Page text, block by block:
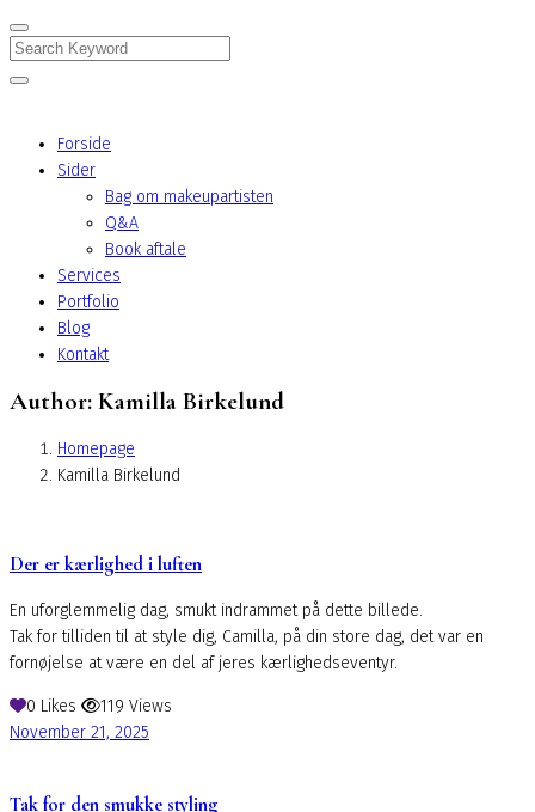
Search
Forside
Sider
Bag om makeupartisten
Q&A
Book aftale
Services
Portfolio
Blog
Kontakt
Author: Kamilla Birkelund
Homepage
Kamilla Birkelund
Der er kærlighed i luften
En uforglemmelig dag, smukt indrammet på dette billede.
Tak for tilliden til at style dig, Camilla, på din store dag, det var en
fornøjelse at være en del af jeres kærlighedseventyr.
0 Likes 119 Views
November 21, 2025
Tak for den smukke styling